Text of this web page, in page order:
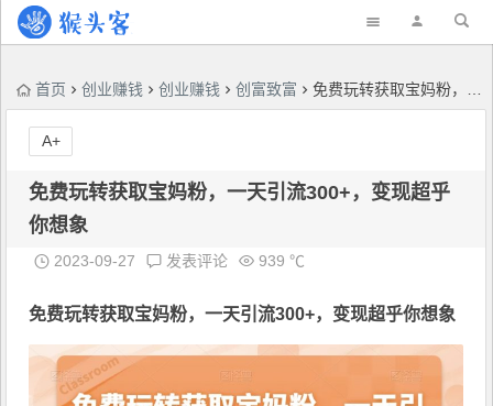
首页 创业赚钱 创业赚钱 创富致富 免费玩转获取宝妈粉，一天引流300+，变现超乎你想象
免费玩转获取宝妈粉，一天引流300+，变现超乎
你想象
2023-09-27 发表评论 939 ℃
免费玩转获取宝妈粉，一天引流300+，变现超乎你想象
A+